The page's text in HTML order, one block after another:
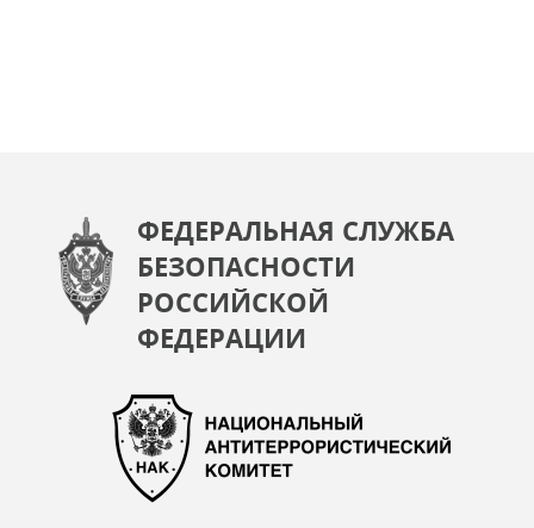
ФЕДЕРАЛЬНАЯ СЛУЖБА
БЕЗОПАСНОСТИ
РОССИЙСКОЙ
ФЕДЕРАЦИИ